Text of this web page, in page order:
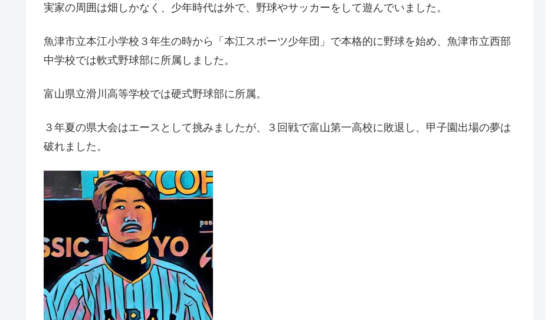
実家の周囲は畑しかなく、少年時代は外で、野球やサッカーをして遊んでいました。
魚津市立本江小学校３年生の時から「本江スポーツ少年団」で本格的に野球を始め、魚津市立西部
中学校では軟式野球部に所属しました。
富山県立滑川高等学校では硬式野球部に所属。
３年夏の県大会はエースとして挑みましたが、３回戦で富山第一高校に敗退し、甲子園出場の夢は
破れました。